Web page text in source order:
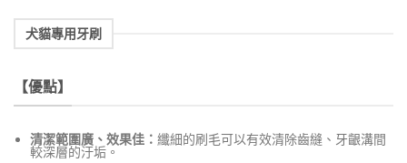
犬貓專用牙刷
【優點】
清潔範圍廣、效果佳：纖細的刷毛可以有效清除齒縫、牙齦溝間
較深層的汙垢。